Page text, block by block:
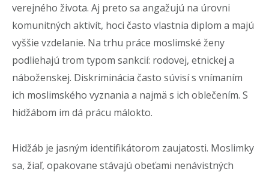
verejného života. Aj preto sa angažujú na úrovni
komunitných aktivít, hoci často vlastnia diplom a majú
vyššie vzdelanie. Na trhu práce moslimské ženy
podliehajú trom typom sankcií: rodovej, etnickej a
náboženskej. Diskriminácia často súvisí s vnímaním
ich moslimského vyznania a najmä s ich oblečením. S
hidžábom im dá prácu málokto.
Hidžáb je jasným identifikátorom zaujatosti. Moslimky
sa, žiaľ, opakovane stávajú obeťami nenávistných